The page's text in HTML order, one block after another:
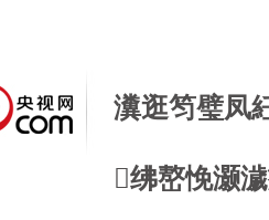
瀵逛笉璧凤
绋嶅悗灏